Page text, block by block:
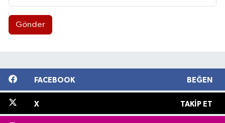
Gönder
FACEBOOK BEĞEN
X TAKIP ET